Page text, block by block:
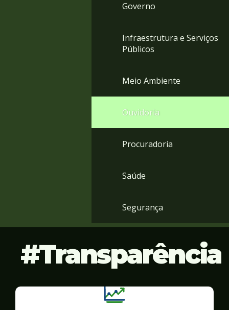
Governo
Infraestrutura e Serviços
Públicos
Meio Ambiente
Ouvidoria
Procuradoria
Saúde
Segurança
Transparência